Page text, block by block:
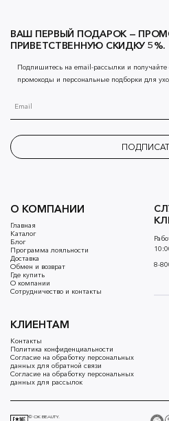
О КОМПАНИИ
Главная
Каталог
Блог
Программа лояльности
Доставка
Обмен и возврат
Где купить
О компании
Сотрудничество и контакты
КЛИЕНТАМ
Контакты
Политика конфиденциальности
Согласие на обработку персональных
данных для обратной связи
Согласие на обработку персональных
данных для рассылок
8-
ВАШ ПЕРВЫЙ ПОДАРОК —
ПРИВЕТСТВЕННУЮ СКИДКУ 5%.
Подпишитесь на email-рассылки и
промокоды и персональные подборки для
© OK BEAUTY.